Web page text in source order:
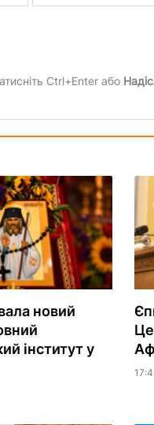
Ctrl+Enter або
новий
інститут у